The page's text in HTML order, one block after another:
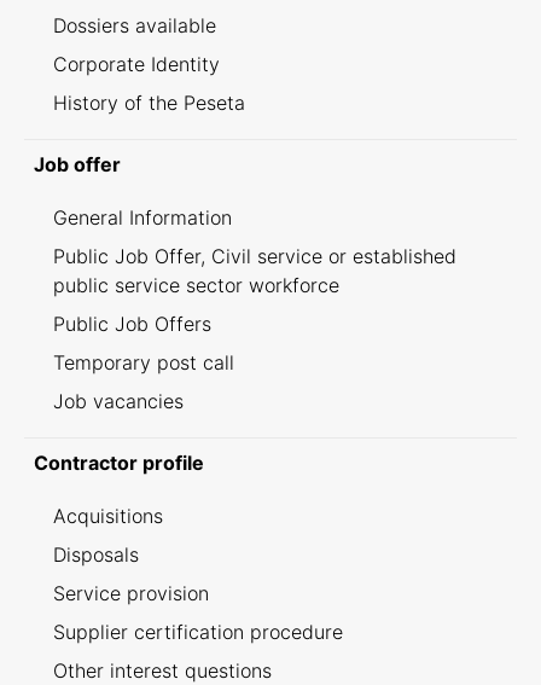
Dossiers available
Corporate Identity
History of the Peseta
Job offer
General Information
Public Job Offer, Civil service or established
public service sector workforce
Public Job Offers
Temporary post call
Job vacancies
Contractor profile
Acquisitions
Disposals
Service provision
Supplier certification procedure
Other interest questions